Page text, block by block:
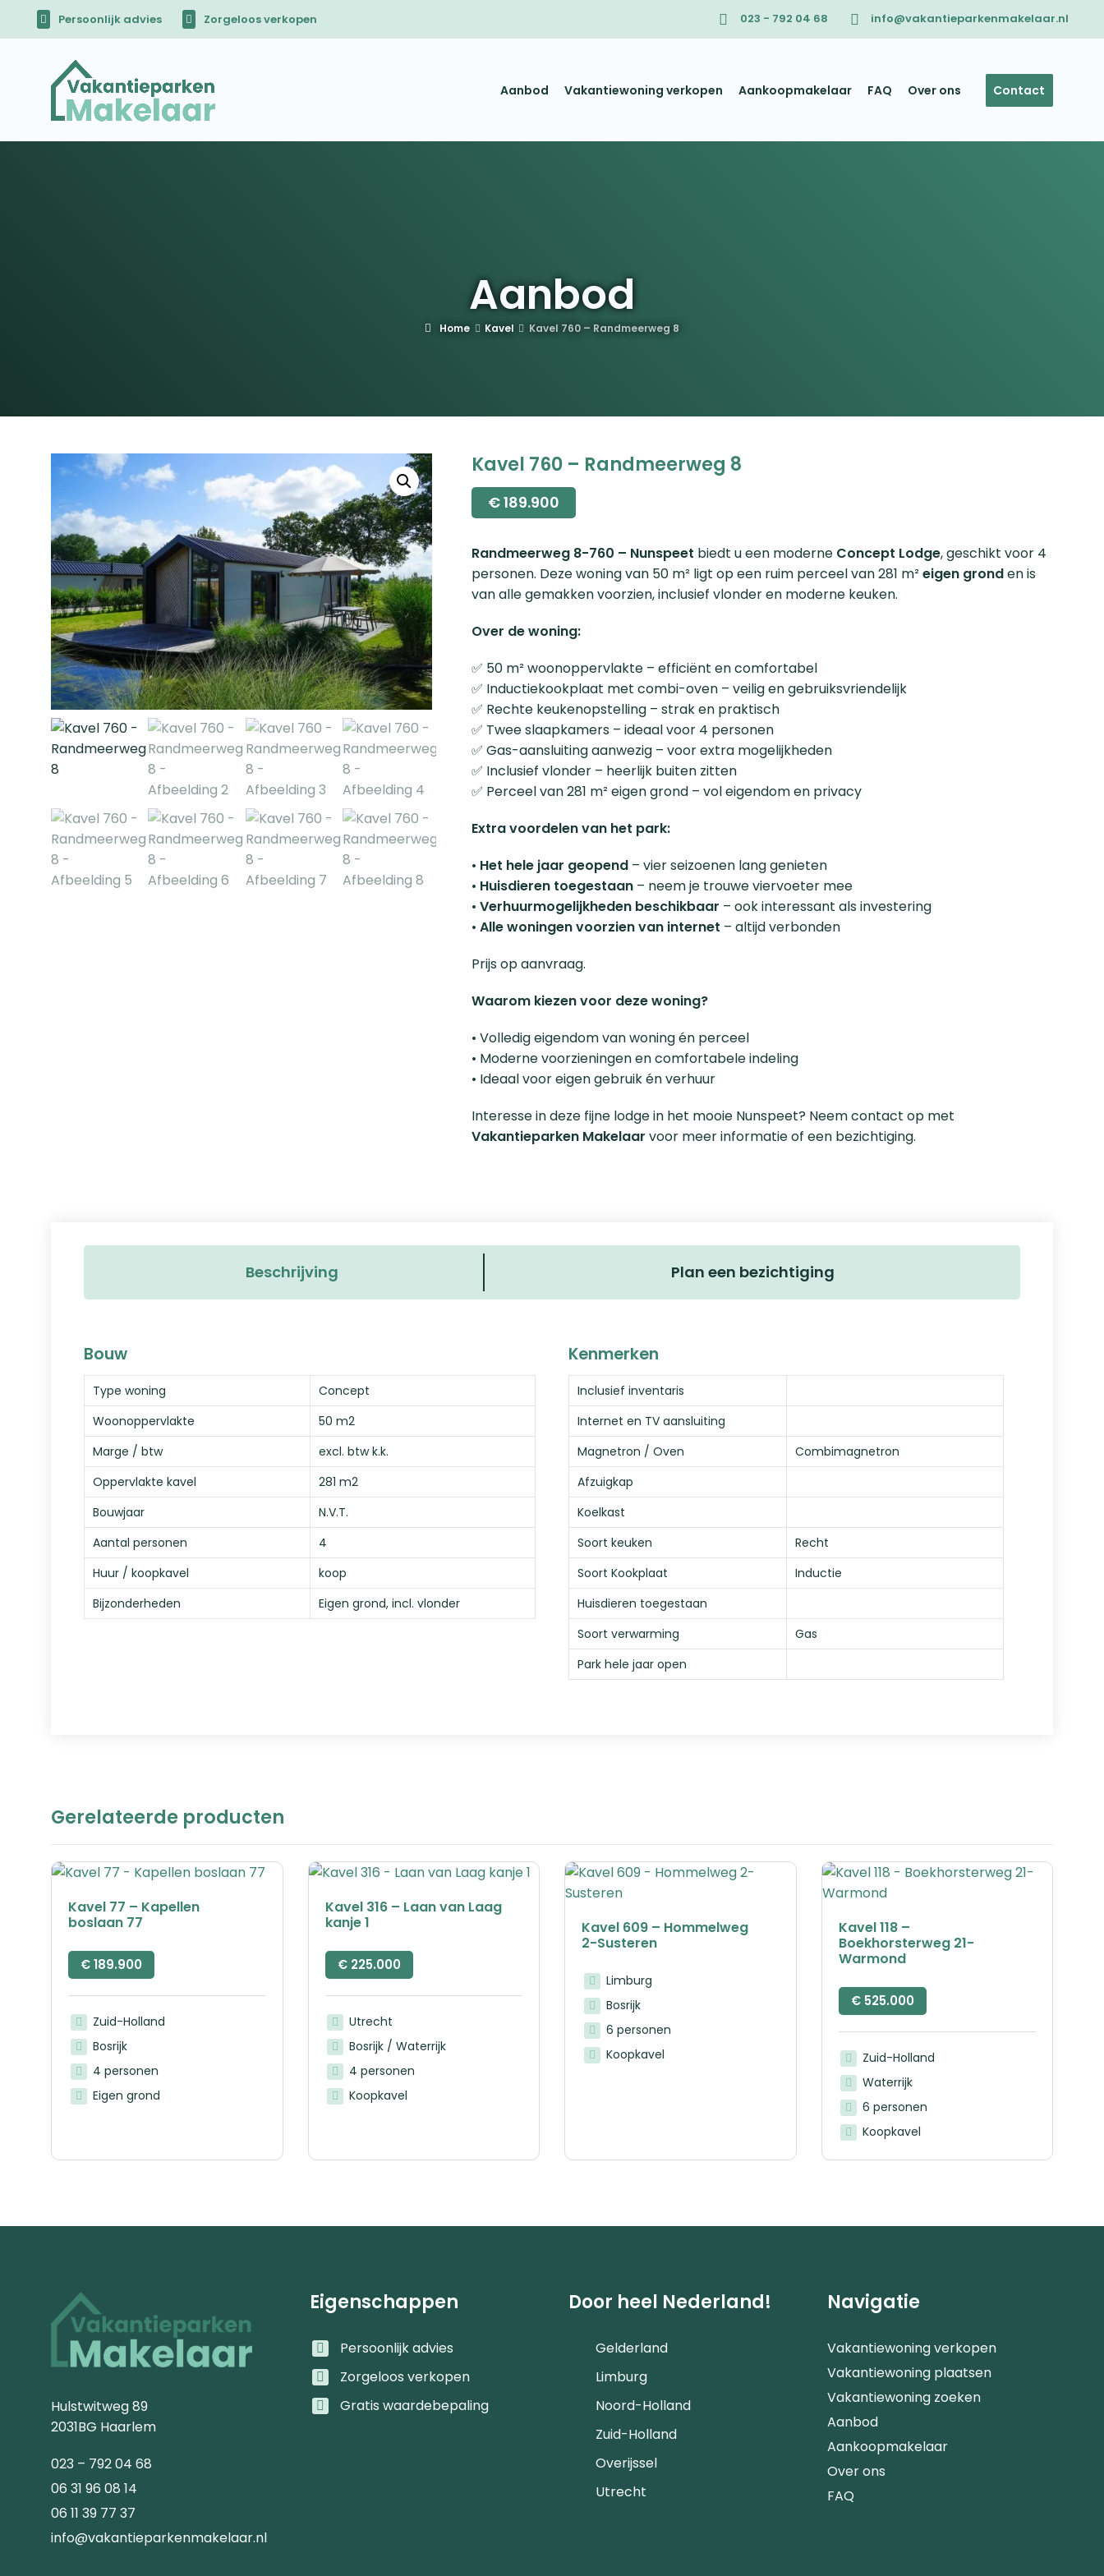
Persoonlijk advies Zorgeloos verkopen 023 - 792 04 68 info@vakantieparkenmakelaar.nl
Aanbod Vakantiewoning verkopen Aankoopmakelaar FAQ Over ons Contact
Aanbod
Home Kavel Kavel 760 – Randmeerweg 8
Kavel 760 – Randmeerweg 8
€189.900
Randmeerweg 8-760 – Nunspeet biedt u een moderne Concept Lodge, geschikt voor 4
personen. Deze woning van 50 m² ligt op een ruim perceel van 281 m²eigen gronden is
van alle gemakken voorzien, inclusief vlonder en moderne keuken.
Over de woning:
✅ 50 m² woonoppervlakte – efficiënt en comfortabel
✅ Inductiekookplaat met combi-oven – veilig en gebruiksvriendelijk
✅ Rechte keukenopstelling – strak en praktisch
✅ Twee slaapkamers – ideaal voor 4 personen
✅ Gas-aansluiting aanwezig – voor extra mogelijkheden
✅ Inclusief vlonder – heerlijk buiten zitten
✅ Perceel van 281 m² eigen grond – vol eigendom en privacy
Extra voordelen van het park:
• Het hele jaar geopend – vier seizoenen lang genieten
• Huisdieren toegestaan – neem je trouwe viervoeter mee
•Verhuurmogelijkheden beschikbaar – ook interessant als investering
•Alle woningen voorzien van internet – altijd verbonden
Prijs op aanvraag.
Waarom kiezen voor deze woning?
• Volledig eigendom van woning én perceel
• Moderne voorzieningen en comfortabele indeling
• Ideaal voor eigen gebruik én verhuur
Interesse in deze fijne lodge in het mooie Nunspeet? Neem contact op met
Vakantieparken Makelaar voor meer informatie of een bezichtiging.
Beschrijving Plan een bezichtiging
Bouw
Type woning
Concept
Woonoppervlakte
50 m2
Marge / btw
excl. btw k.k.
Oppervlakte kavel
281 m2
Bouwjaar
N.V.T.
Aantal personen
4
Huur / koopkavel
koop
Bijzonderheden
Eigen grond, incl. vlonder
Kenmerken
Inclusief inventaris
Internet en TV aansluiting
Magnetron / Oven
Combimagnetron
Afzuigkap
Koelkast
Soort keuken
Recht
Soort Kookplaat
Inductie
Huisdieren toegestaan
Soort verwarming
Gas
Park hele jaar open
Gerelateerde producten
Kavel 77 – Kapellen
boslaan 77
€189.900
Zuid-Holland
Bosrijk
4 personen
Eigen grond
Kavel 316 – Laan van Laag
kanje 1
€225.000
Utrecht
Bosrijk / Waterrijk
4 personen
Koopkavel
Kavel 609 – Hommelweg
2-Susteren
Limburg
Bosrijk
6 personen
Koopkavel
Kavel 118 –
Boekhorsterweg 21-
Warmond
€525.000
Zuid-Holland
Waterrijk
6 personen
Koopkavel
Hulstwitweg 89
2031BG Haarlem
023 – 792 04 68
06 31 96 08 14
06 11 39 77 37
info@vakantieparkenmakelaar.nl
Eigenschappen
Persoonlijk advies
Zorgeloos verkopen
Gratis waardebepaling
Door heel Nederland!
Gelderland
Limburg
Noord-Holland
Zuid-Holland
Overijssel
Utrecht
Navigatie
Vakantiewoning verkopen
Vakantiewoning plaatsen
Vakantiewoning zoeken
Aanbod
Aankoopmakelaar
Over ons
FAQ